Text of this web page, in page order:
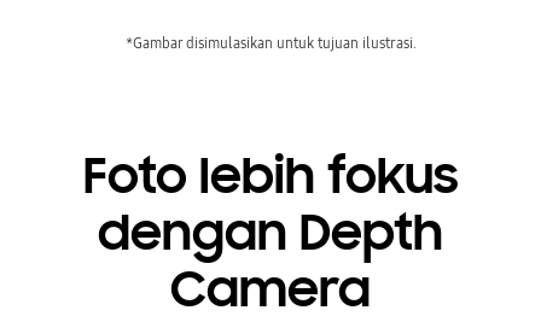
*Gambar disimulasikan untuk tujuan ilustrasi.
Foto lebih fokus
dengan Depth
Camera